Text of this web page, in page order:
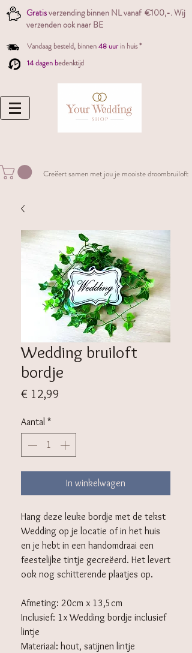
Gratisverzending binnen NL vanaf €100,-. Wij
verzenden ook naar BE
Vandaag besteld, binnen48 uur in huis *
14 dagen bedenktijd
Creëert samen met jou je mooiste droombruiloft
Wedding bruiloft
bordje
€ 12,99
Aantal *
In winkelwagen
Hang deze leuke bordje met de tekst
Wedding op je locatie of in het huis
en je hebt in een handomdraai een
feestelijke tintje gecreëerd. Het levert
ook nog schitterende plaatjes op.
Afmeting: 20cm x 13,5cm
Inclusief: 1x Wedding bordje inclusief
lintje
Materiaal: hout, satijnen lintje